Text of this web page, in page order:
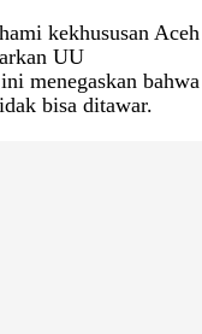
kekhususan Aceh
UU
menegaskan bahwa
bisa ditawar.